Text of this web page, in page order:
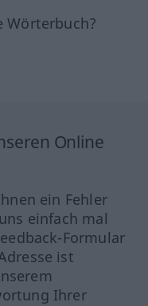
Wörterbuch?
Online
ein Fehler
einfach mal
Formular
ist
Ihrer